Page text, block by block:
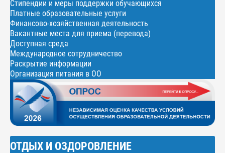
Стипендии и меры поддержки обучающихся
Платные образовательные услуги
Финансово-хозяйственная деятельность
Вакантные места для приема (перевода)
Доступная среда
Международное сотрудничество
Раскрытие информации
Организация питания в ОО
ОТДЫХ И ОЗДОРОВЛЕНИЕ